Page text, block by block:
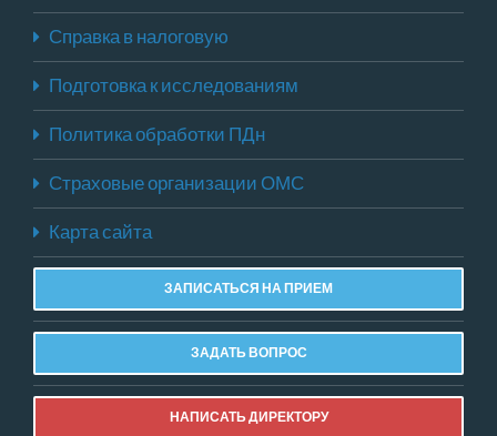
Справка в налоговую
Подготовка к исследованиям
Политика обработки ПДн
Страховые организации ОМС
Карта сайта
ЗАПИСАТЬСЯ НА ПРИЕМ
ЗАДАТЬ ВОПРОС
НАПИСАТЬ ДИРЕКТОРУ